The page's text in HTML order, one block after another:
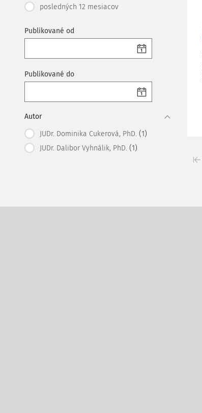
posledných 12 mesiacov
Publikované od
Publikované do
Autor
JUDr. Dominika Cukerová, PhD. (1)
JUDr. Dalibor Vyhnálik, PhD. (1)